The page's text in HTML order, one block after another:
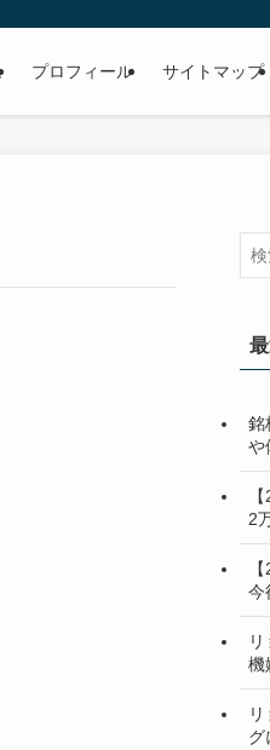
プロフィール サイトマップ
銘
や
2
今
機
グ